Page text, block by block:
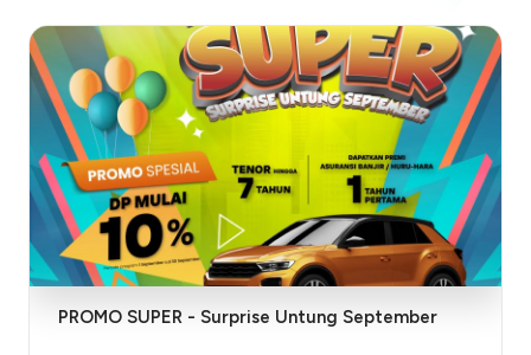
PROMO SUPER - Surprise Untung September